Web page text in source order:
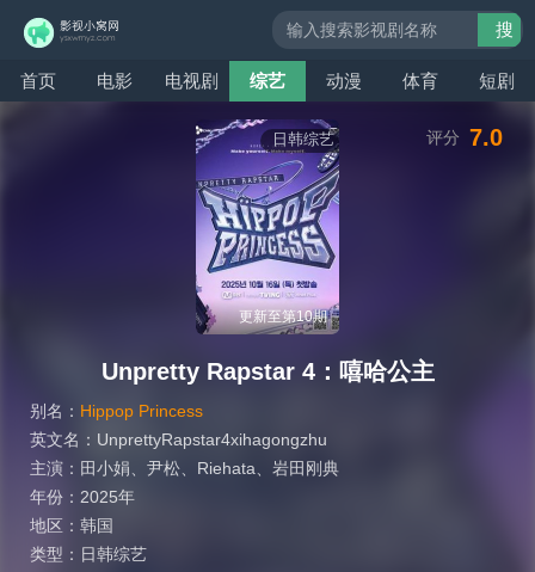
首页 电影 电视剧 综艺 动漫 体育 短剧
搜
日韩综艺
更新至第10期
Unpretty Rapstar 4：嘻哈公主
别名： Hippop Princess
英文名： UnprettyRapstar4xihagongzhu
主演： 田小娟 尹松 Riehata
岩田刚典
年份： 2025年
地区： 韩国
类型： 日韩综艺
评分 7.0